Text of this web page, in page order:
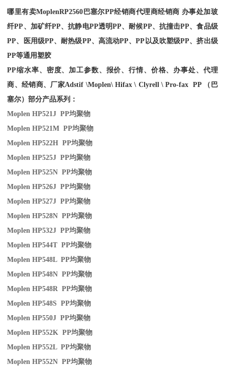
哪里有卖MoplenRP2560 巴塞尔PP经销商代理商经销商 办事处加玻
纤PP、加矿纤PP、抗静电PP透明PP、耐候PP、抗撞击PP、食品级
PP、医用级PP、耐热级PP、高流动PP、PP以及吹塑级PP、挤出级
PP等通用塑胶
PP缩水率、密度、加工参数、报价、行情、价格、办事处、代理
商、经销商、厂家Adstif \Moplen\ Hifax \ Clyrell \ Pro-fax PP （巴
塞尔）部分产品系列：
Moplen HP521J PP均聚物
Moplen HP521M PP均聚物
Moplen HP522H PP均聚物
Moplen HP525J PP均聚物
Moplen HP525N PP均聚物
Moplen HP526J PP均聚物
Moplen HP527J PP均聚物
Moplen HP528N PP均聚物
Moplen HP532J PP均聚物
Moplen HP544T PP均聚物
Moplen HP548L PP均聚物
Moplen HP548N PP均聚物
Moplen HP548R PP均聚物
Moplen HP548S PP均聚物
Moplen HP550J PP均聚物
Moplen HP552K PP均聚物
Moplen HP552L PP均聚物
Moplen HP552N PP均聚物